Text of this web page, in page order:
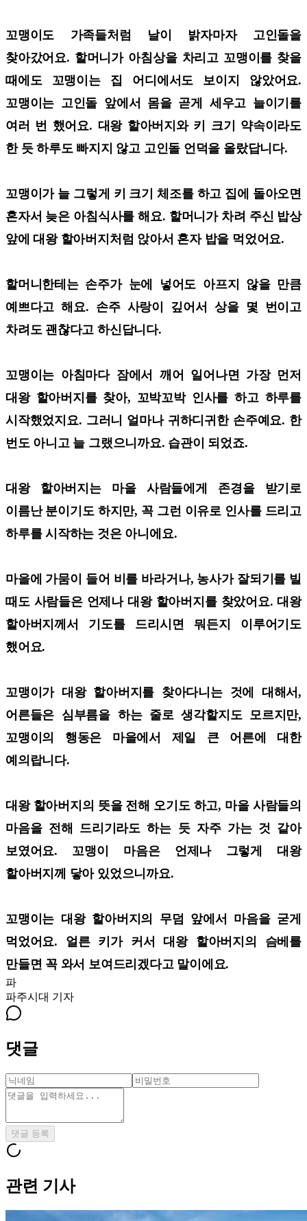
꼬맹이도 가족들처럼 날이 밝자마자 고인돌을
찾아갔어요. 할머니가 아침상을 차리고 꼬맹이를 찾을
때에도 꼬맹이는 집 어디에서도 보이지 않았어요.
꼬맹이는 고인돌 앞에서 몸을 곧게 세우고 늘이기를
여러 번 했어요. 대왕 할아버지와 키 크기 약속이라도
한 듯 하루도 빠지지 않고 고인돌 언덕을 올랐답니다.
꼬맹이가 늘 그렇게 키 크기 체조를 하고 집에 돌아오면
혼자서 늦은 아침식사를 해요. 할머니가 차려 주신 밥상
앞에 대왕 할아버지처럼 앉아서 혼자 밥을 먹었어요.
할머니한테는 손주가 눈에 넣어도 아프지 않을 만큼
예쁘다고 해요. 손주 사랑이 깊어서 상을 몇 번이고
차려도 괜찮다고 하신답니다.
꼬맹이는 아침마다 잠에서 깨어 일어나면 가장 먼저
대왕 할아버지를 찾아, 꼬박꼬박 인사를 하고 하루를
시작했었지요. 그러니 얼마나 귀하디귀한 손주예요. 한
번도 아니고 늘 그랬으니까요. 습관이 되었죠.
대왕 할아버지는 마을 사람들에게 존경을 받기로
이름난 분이기도 하지만, 꼭 그런 이유로 인사를 드리고
하루를 시작하는 것은 아니에요.
마을에 가뭄이 들어 비를 바라거나, 농사가 잘되기를 빌
때도 사람들은 언제나 대왕 할아버지를 찾았어요. 대왕
할아버지께서 기도를 드리시면 뭐든지 이루어기도
했어요.
꼬맹이가 대왕 할아버지를 찾아다니는 것에 대해서,
어른들은 심부름을 하는 줄로 생각할지도 모르지만,
꼬맹이의 행동은 마을에서 제일 큰 어른에 대한
예의랍니다.
대왕 할아버지의 뜻을 전해 오기도 하고, 마을 사람들의
마음을 전해 드리기라도 하는 듯 자주 가는 것 같아
보였어요. 꼬맹이 마음은 언제나 그렇게 대왕
할아버지께 닿아 있었으니까요.
꼬맹이는 대왕 할아버지의 무덤 앞에서 마음을 굳게
먹었어요. 얼른 키가 커서 대왕 할아버지의 슴베를
만들면 꼭 와서 보여드리겠다고 말이에요.
파
파주시대 기자
댓글
댓글 등록
관련 기사